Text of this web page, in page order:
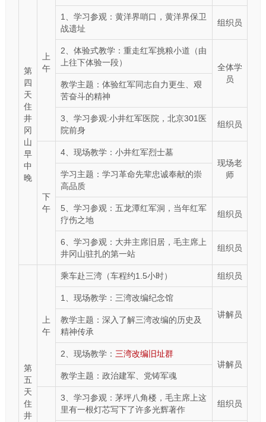
第
四
天
住
井
冈
山
早
中
晚
上
午
1、学习参观：黄洋界哨口，黄洋界保卫
战遗址
组织员
2、体验式教学：重走红军挑粮小道（由
上往下体验一段）
全体学
员
教学主题：体验红军同志自力更生、艰
苦奋斗的精神
3、学习参观:小井红军医院，北京301医
院前身
组织员
下
午
4、现场教学：小井红军烈士墓
现场老
师
学习主题：学习革命先辈忠诚奉献的崇
高品质
5、学习参观：五龙潭红军洞，当年红军
疗伤之地
组织员
6、学习参观：大井主席旧居，毛主席上
井冈山驻扎的第一站
组织员
第
五
天
住
井
上
午
乘车赴三湾（车程约1.5小时） 组织员
1、现场教学：三湾改编纪念馆
讲解员
教学主题：深入了解三湾改编的历史及
精神传承
2、现场教学： 三湾改编旧址群
讲解员
教学主题：政治建军、党铸军魂
3、学习参观：茅坪八角楼，毛主席上这
里有一根灯芯写下了许多光辉著作
组织员